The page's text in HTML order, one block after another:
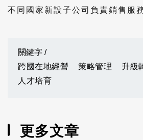
不同國家新設子公司負責銷售服務
關鍵字 /
跨國在地經營
策略管理 升級
人才培育
更多文章